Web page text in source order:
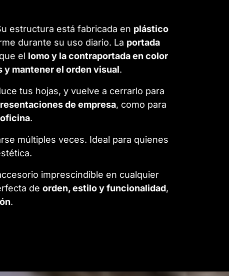
estructura está fabricada en plástico
durante su uso diario. La portada
el lomo y la contraportada en color
mantener el orden visual.
tus hojas, y vuelve a cerrarlo para
de empresa, como para
.
múltiples veces. Ideal para quienes
imprescindible en cualquier
de orden, estilo y funcionalidad,
.